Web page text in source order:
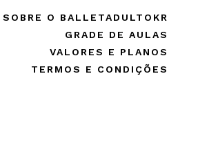
SOBRE O BALLETADULTOKR
GRADE DE AULAS
VALORES E PLANOS
TERMOS E CONDIÇÕES